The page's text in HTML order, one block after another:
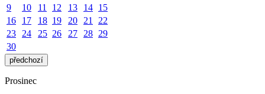
9
10 11 12 13 14 15
16
17 18 19 20 21 22
23 24 25 26 27 28 29
30
předchozí
Prosinec